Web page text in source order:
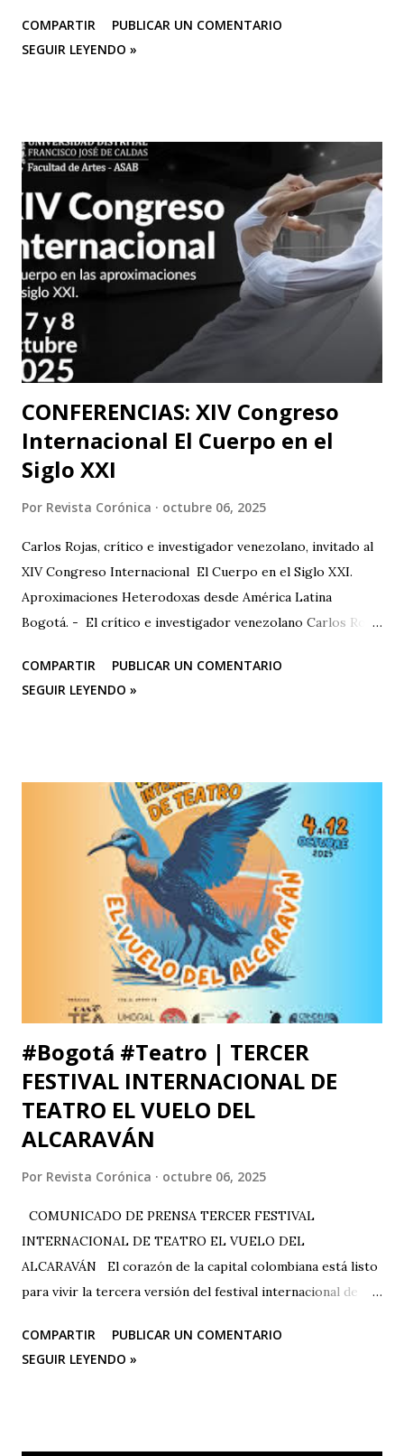
CASA TEA con sus últimas funciones este 25 y 26 de abril de
“Efímero”, La Casa del Silencio se embarcará en una gira
imborrable en todos los que la presencien." La Casa del
Silencio se embarcará nuevamente en una gira
internacional, llevando su importante trabajo de teatro
físico con funciones y seminarios a escenarios de Portugal
(dónde La Casa Del Silencio tiene una presencia significativa
ya que el teatro físico tiene un lugar muy importante en la
escena Portuguesa), posteriormente irán a Valencia y
Barcelona. Juan Carlos Agudelo P...
COMPARTIR
PUBLICAR UN COMENTARIO
SEGUIR LEYENDO »
CONFERENCIAS: XIV Congreso
Internacional El Cuerpo en el
Siglo XXI
Por Revista Corónica octubre 06, 2025
Carlos Rojas, crítico e investigador venezolano, invitado al
XIV Congreso Internacional El Cuerpo en el Siglo XXI.
Aproximaciones Heterodoxas desde América Latina
Bogotá. - El crítico e investigador venezolano Carlos Rojas
Experimental de las Artes (UNEARTE), de Venezuela, en la
nueva edición del XIV Congreso Internacional El Cuerpo en
Francisco José de Caldas (Bogotá, Colombia). El congreso
cuenta con el respaldo de instituciones académicas de gran
prestigio como la Universidad Michoacana de San Nicolás
de Hidalgo (México), la Facultad de Estudios Superiores
Iztacala (UNAM, México) y la Facultad de Estudios
Superiores Acatlán (UNAM, México), además de un comité
organizador comprometido con abrir nuevas miradas sobre
el cuerpo, la esce...
COMPARTIR
PUBLICAR UN COMENTARIO
SEGUIR LEYENDO »
#Bogotá #Teatro | TERCER
FESTIVAL INTERNACIONAL DE
TEATRO EL VUELO DEL
ALCARAVÁN
Por Revista Corónica octubre 06, 2025
COMUNICADO DE PRENSA TERCER FESTIVAL
INTERNACIONAL DE TEATRO EL VUELO DEL
ALCARAVÁN El corazón de la capital colombiana está listo
para vivir la tercera versión del festival internacional de
de octubre del 2025 en el Corredor Cultural Del Centro
Comercial Los Ángeles, dónde actualmente se han
COMPARTIR
PUBLICAR UN COMENTARIO
SEGUIR LEYENDO »